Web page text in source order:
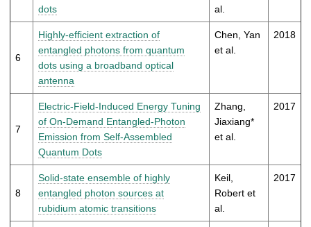
dots
al.
6
Highly-efficient extraction of
entangled photons from quantum
dots using a broadband optical
antenna
Chen, Yan
et al.
2018
7
Electric-Field-Induced Energy Tuning
of On-Demand Entangled-Photon
Emission from Self-Assembled
Quantum Dots
Zhang,
Jiaxiang*
et al.
2017
8
Solid-state ensemble of highly
entangled photon sources at
rubidium atomic transitions
Keil,
Robert et
al.
2017